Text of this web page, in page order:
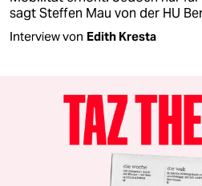
sagt Steffen Mau von der HU
Interview von Edith Kresta